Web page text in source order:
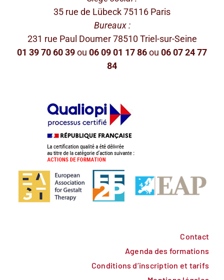
35 rue de Lübeck 75116 Paris
Bureaux :
231 rue Paul Doumer 78510 Triel-sur-Seine
01 39 70 60 39ou 06 09 01 17 86ou 06 07 24 77
84
Contact
Agenda des formations
Conditions d’inscription et tarifs